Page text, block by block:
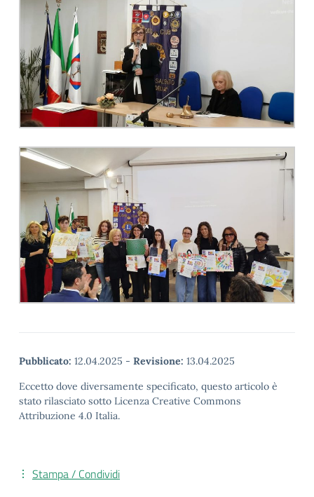
Pubblicato: 12.04.2025 - Revisione: 13.04.2025
Eccetto dove diversamente specificato, questo articolo è
stato rilasciato sotto Licenza Creative Commons
Attribuzione 4.0 Italia.
Stampa / Condividi